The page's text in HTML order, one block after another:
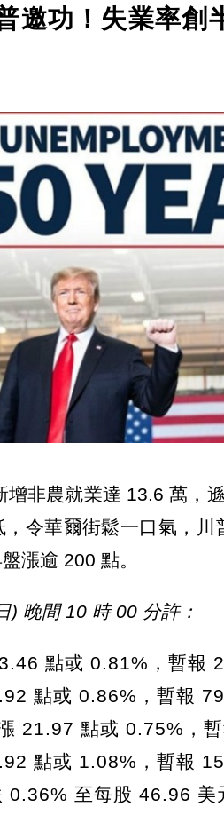
邀功！失業率創
非農就業達 13.6 萬，
令華爾街鬆一口氣，川
漲逾 200 點。
) 晚間 10 時 00 分許：
點或 0.81%，暫報
點或 0.86%，暫報
21.97 點或 0.75%，
點或 1.08%，暫報
0.36% 至每股 46.96 美